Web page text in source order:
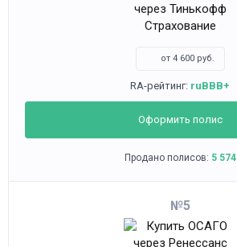
от 4 600 руб.
RA-рейтинг: ruBBB+
Оформить полис
Продано полисов: 5 574
5